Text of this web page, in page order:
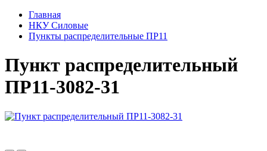
Главная
НКУ Силовые
Пункты распределительные ПР11
Пункт распределительный
ПР11-3082-31